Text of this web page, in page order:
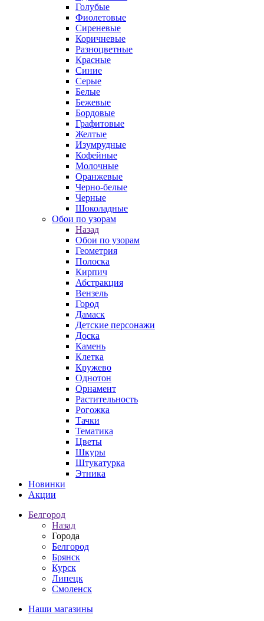
Голубые
Фиолетовые
Сиреневые
Коричневые
Разноцветные
Красные
Синие
Серые
Белые
Бежевые
Бордовые
Графитовые
Желтые
Изумрудные
Кофейные
Молочные
Оранжевые
Черно-белые
Черные
Шоколадные
Обои по узорам
Назад
Обои по узорам
Геометрия
Полоска
Кирпич
Абстракция
Вензель
Город
Дамаск
Детские персонажи
Доска
Камень
Клетка
Кружево
Однотон
Орнамент
Растительность
Рогожка
Тачки
Тематика
Цветы
Шкуры
Штукатурка
Этника
Новинки
Акции
Белгород
Назад
Города
Белгород
Брянск
Курск
Липецк
Смоленск
Наши магазины